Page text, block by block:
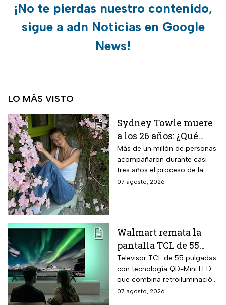
¡No te pierdas nuestro contenido,
sigue a adn Noticias en Google
News!
LO MÁS VISTO
Sydney Towle muere
a los 26 años: ¿Qué
cáncer padecía la
estrella de TikTok?
Más de un millón de personas
acompañaron durante casi
tres años el proceso de la
creadora: tratamientos,
07 agosto, 2026
Walmart remata la
pantalla TCL de 55
pulgadas 4K QD-Mini
Led con $6,600 de
descuento en línea y
hasta 24 meses sin
Televisor TCL de 55 pulgadas
con tecnología QD-Mini LED
que combina retroiluminación
Mini LED de casi precisión
07 agosto, 2026